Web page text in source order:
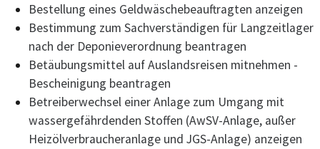
Bestellung eines Geldwäschebeauftragten anzeigen
Bestimmung zum Sachverständigen für Langzeitlager
nach der Deponieverordnung beantragen
Betäubungsmittel auf Auslandsreisen mitnehmen -
Bescheinigung beantragen
Betreiberwechsel einer Anlage zum Umgang mit
wassergefährdenden Stoffen (AwSV-Anlage, außer
Heizölverbraucheranlage und JGS-Anlage) anzeigen